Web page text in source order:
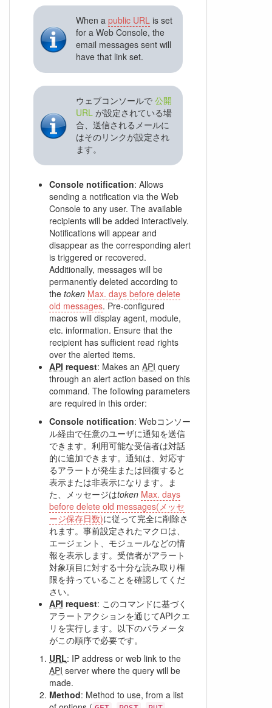
When a public URL is set
for a Web Console, the
email messages sent will
have that link set.
ウェブコンソールで 公開
URL が設定されている場
合、送信されるメールに
はそのリンクが設定され
ます。
Console notification: Allows
sending a notification via the Web
Console to any user. The available
recipients will be added interactively.
Notifications will appear and
disappear as the corresponding alert
is triggered or recovered.
Additionally, messages will be
permanently deleted according to
the token Max. days before delete
old messages. Pre-configured
macros will display agent, module,
etc. information. Ensure that the
recipient has sufficient read rights
over the alerted items.
API request: Makes an API query
through an alert action based on this
command. The following parameters
are required in this order:
Console notification: Webコンソー
ル経由で任意のユーザに通知を送信
できます。利用可能な受信者は対話
的に追加できます。通知は、対応す
るアラートが発生または回復すると
表示または非表示になります。ま
た、メッセージはtoken Max. days
before delete old messages(メッセ
ージ保存日数)に従って完全に削除さ
れます。事前設定されたマクロは、
エージェント、モジュールなどの情
報を表示します。受信者がアラート
対象項目に対する十分な読み取り権
限を持っていることを確認してくだ
さい。
API request: このコマンドに基づく
アラートアクションを通じてAPIクエ
リを実行します。以下のパラメータ
がこの順序で必要です。
URL: IP address or web link to the
API server where the query will be
made.
Method: Method to use, from a list